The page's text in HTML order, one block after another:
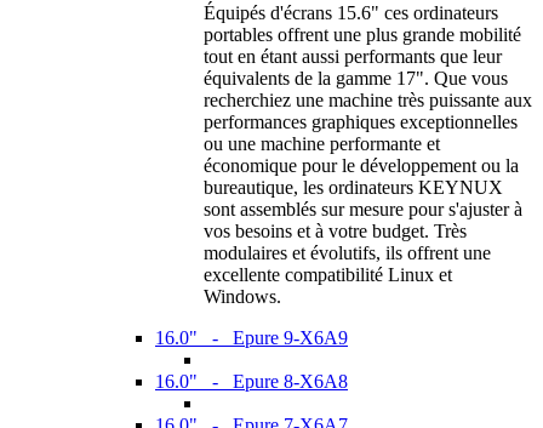
Équipés d'écrans 15.6" ces ordinateurs
portables offrent une plus grande mobilité
tout en étant aussi performants que leur
équivalents de la gamme 17". Que vous
recherchiez une machine très puissante aux
performances graphiques exceptionnelles
ou une machine performante et
économique pour le développement ou la
bureautique, les ordinateurs KEYNUX
sont assemblés sur mesure pour s'ajuster à
vos besoins et à votre budget. Très
modulaires et évolutifs, ils offrent une
excellente compatibilité Linux et
Windows.
16.0" - Epure 9-X6A9
16.0" - Epure 8-X6A8